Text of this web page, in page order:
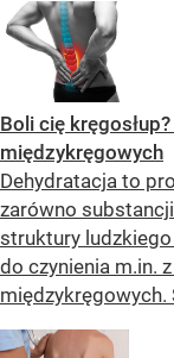
Boli cię
międzykręgowych
Dehydratacja to
zarówno
struktury
do czynienia m.in.
międzykręgowych.